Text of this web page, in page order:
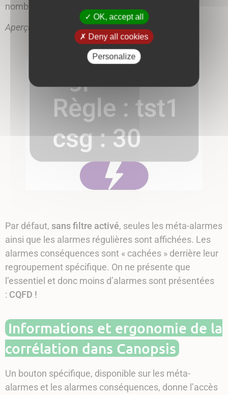
nombre d’alarmes conséquences.
Aperçu du tooltip :
Par défaut, sans filtre activé, seules les méta-alarmes
ainsi que les alarmes régulières sont affichées. Les
alarmes conséquences sont « cachées » derrière leur
regroupement spécifique. On ne présente que
l’essentiel et donc moins d’alarmes sont présentées
: CQFD !
Informations et ergonomie de la
corrélation dans Canopsis
Un bouton spécifique, disponible sur les méta-
alarmes et les alarmes conséquences, donne l’accès
OK, accept all
Deny all cookies
Personalize